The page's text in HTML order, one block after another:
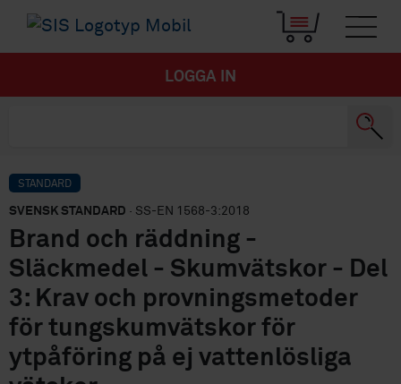
LOGGA IN
STANDARD
SVENSK STANDARD · SS-EN 1568-3:2018
Brand och räddning -
Släckmedel - Skumvätskor - Del
3: Krav och provningsmetoder
för tungskumvätskor för
ytpåföring på ej vattenlösliga